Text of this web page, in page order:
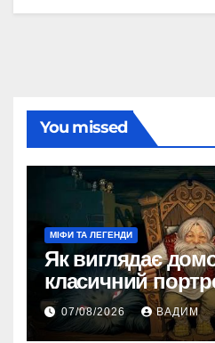
You missed
МІФИ ТА ЛЕГЕНДИ
Як виглядає
класичний
зовнішності
07/08/2026 ВАДИМ